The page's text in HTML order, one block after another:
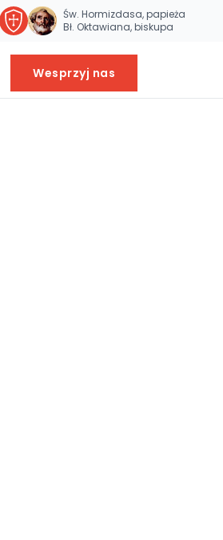
Św. Hormizdasa, papieża
Bł. Oktawiana, biskupa
Wesprzyj nas